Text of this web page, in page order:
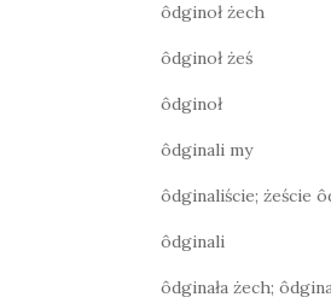
ôdginoł żech
ôdginoł żeś
ôdginoł
ôdginali my
ôdginaliście; żeście
ôdginali
ôdginała żech;